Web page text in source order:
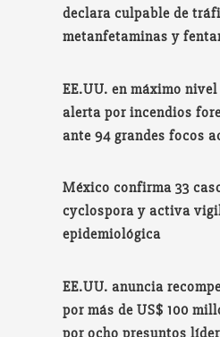
declara culpable de
metanfetaminas y
EE.UU. en máximo nivel
alerta por incendios
ante 94 grandes focos
México confirma 33
cyclospora y activa
epidemiológica
EE.UU. anuncia
por más de US$ 100